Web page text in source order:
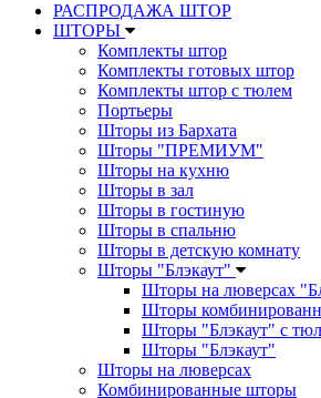
РАСПРОДАЖА ШТОР
ШТОРЫ
Комплекты штор
Комплекты готовых штор
Комплекты штор с тюлем
Портьеры
Шторы из Бархата
Шторы "ПРЕМИУМ"
Шторы на кухню
Шторы в зал
Шторы в гостиную
Шторы в спальню
Шторы в детскую комнату
Шторы "Блэкаут"
Шторы на люверсах
Шторы
Шторы "Блэкаут" с
Шторы "Блэкаут"
Шторы на люверсах
Комбинированные шторы